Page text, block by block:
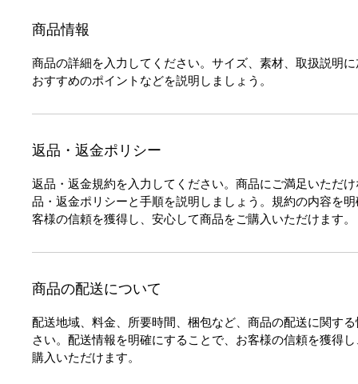
商品情報
商品の詳細を入力してください。サイズ、素材、取扱説明
おすすめのポイントなどを説明しましょう。
返品・返金ポリシー
返品・返金規約を入力してください。商品にご満足いただ
品・返金ポリシーと手順を説明しましょう。規約の内容を
客様の信頼を獲得し、安心して商品をご購入いただけます。
商品の配送について
配送地域、料金、所要時間、梱包など、商品の配送に関す
さい。配送情報を明確にすることで、お客様の信頼を獲得
購入いただけます。